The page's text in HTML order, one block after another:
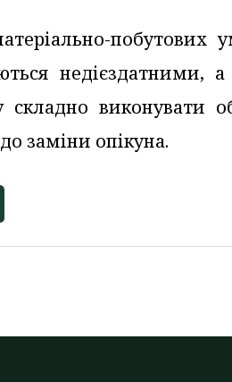
побутових
недієздатними,
виконувати
заміни опікуна.